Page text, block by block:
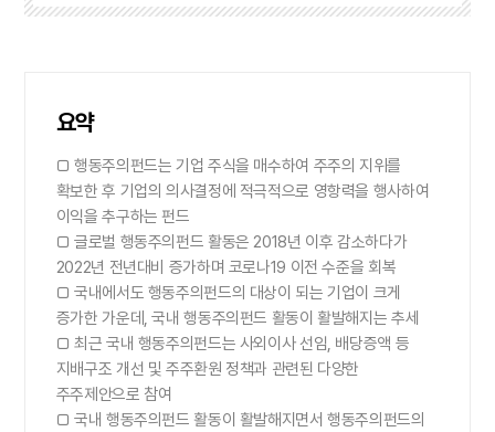
요약
□ 행동주의펀드는 기업 주식을 매수하여 주주의 지위를
확보한 후 기업의 의사결정에 적극적으로 영항력을 행사하여
이익을 추구하는 펀드
□ 글로벌 행동주의펀드 활동은 2018년 이후 감소하다가
2022년 전년대비 증가하며 코로나19 이전 수준을 회복
□ 국내에서도 행동주의펀드의 대상이 되는 기업이 크게
증가한 가운데, 국내 행동주의펀드 활동이 활발해지는 추세
□ 최근 국내 행동주의펀드는 사외이사 선임, 배당증액 등
지배구조 개선 및 주주환원 정책과 관련된 다양한
주주제안으로 참여
□ 국내 행동주의펀드 활동이 활발해지면서 행동주의펀드의